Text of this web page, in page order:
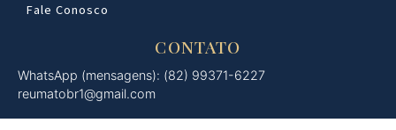
Fale Conosco
CONTATO
WhatsApp (mensagens): (82) 99371-6227
reumatobr1@gmail.com